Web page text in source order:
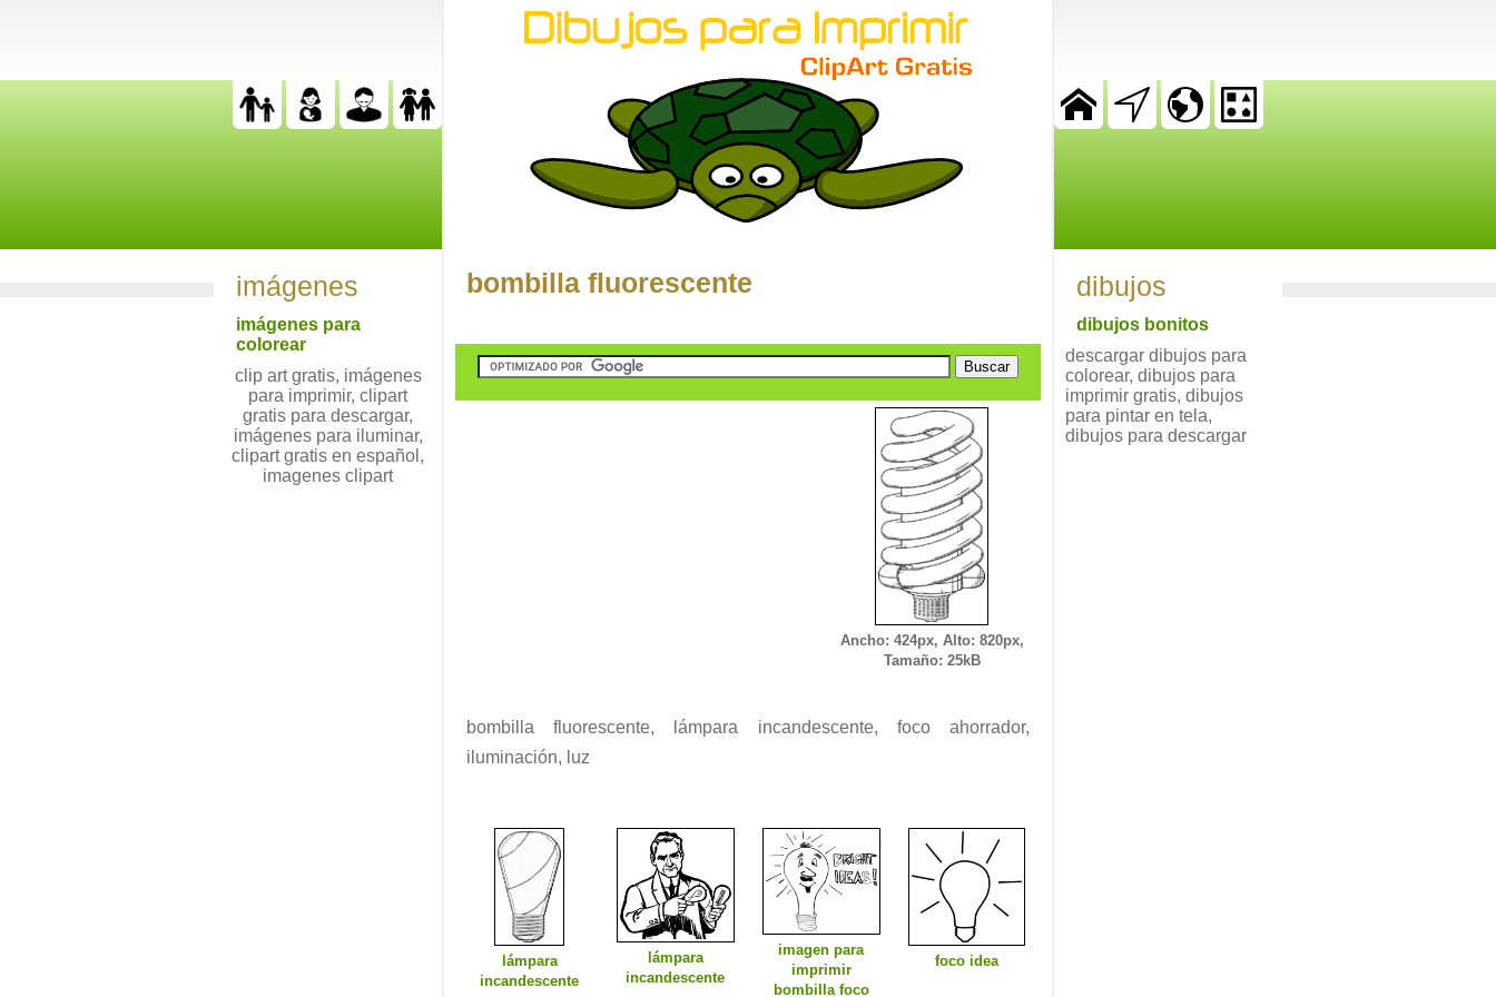
bombilla fluorescente
Ancho: 424px, Alto: 820px,
Tamaño: 25kB
bombilla fluorescente, lámpara incandescente, foco ahorrador,
iluminación, luz
lámpara
incandescente
lámpara
incandescente
imagen para
imprimir
bombilla foco
foco idea
imágenes
imágenes para
colorear
clip art gratis, imágenes
para imprimir, clipart
gratis para descargar,
imágenes para iluminar,
clipart gratis en español,
imagenes clipart
dibujos
dibujos bonitos
descargar dibujos para
colorear, dibujos para
imprimir gratis, dibujos
para pintar en tela,
dibujos para descargar